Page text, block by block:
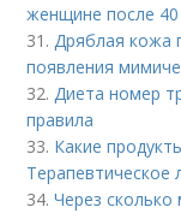
женщине после 40
31.Дряблая кожа
появления
32.Диета номер
правила
33. Какие
Терапевтическое
34.Через